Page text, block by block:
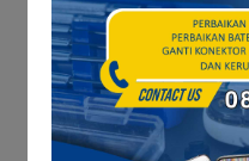
POLITIK
Tindak Lanjuti
Belum Buat